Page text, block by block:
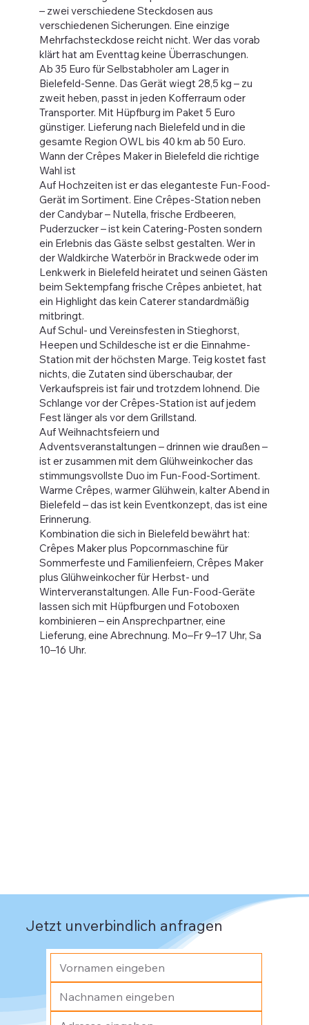
– zwei verschiedene Steckdosen aus
verschiedenen Sicherungen. Eine einzige
Mehrfachsteckdose reicht nicht. Wer das vorab
klärt hat am Eventtag keine Überraschungen.
Ab 35 Euro für Selbstabholer am Lager in
Bielefeld-Senne. Das Gerät wiegt 28,5 kg – zu
zweit heben, passt in jeden Kofferraum oder
Transporter. Mit Hüpfburg im Paket 5 Euro
günstiger. Lieferung nach Bielefeld und in die
gesamte Region OWL bis 40 km ab 50 Euro.
Wann der Crêpes Maker in Bielefeld die richtige
Wahl ist
Auf Hochzeiten ist er das eleganteste Fun-Food-
Gerät im Sortiment. Eine Crêpes-Station neben
der Candybar – Nutella, frische Erdbeeren,
Puderzucker – ist kein Catering-Posten sondern
ein Erlebnis das Gäste selbst gestalten. Wer in
der Waldkirche Waterbör in Brackwede oder im
Lenkwerk in Bielefeld heiratet und seinen Gästen
beim Sektempfang frische Crêpes anbietet, hat
ein Highlight das kein Caterer standardmäßig
mitbringt.
Auf Schul- und Vereinsfesten in Stieghorst,
Heepen und Schildesche ist er die Einnahme-
Station mit der höchsten Marge. Teig kostet fast
nichts, die Zutaten sind überschaubar, der
Verkaufspreis ist fair und trotzdem lohnend. Die
Schlange vor der Crêpes-Station ist auf jedem
Fest länger als vor dem Grillstand.
Auf Weihnachtsfeiern und
Adventsveranstaltungen – drinnen wie draußen –
ist er zusammen mit dem Glühweinkocher das
stimmungsvollste Duo im Fun-Food-Sortiment.
Warme Crêpes, warmer Glühwein, kalter Abend in
Bielefeld – das ist kein Eventkonzept, das ist eine
Erinnerung.
Kombination die sich in Bielefeld bewährt hat:
Crêpes Maker plus Popcornmaschine für
Sommerfeste und Familienfeiern, Crêpes Maker
plus Glühweinkocher für Herbst- und
Winterveranstaltungen. Alle Fun-Food-Geräte
lassen sich mit Hüpfburgen und Fotoboxen
kombinieren – ein Ansprechpartner, eine
Lieferung, eine Abrechnung. Mo–Fr 9–17 Uhr, Sa
10–16 Uhr.
Jetzt unverbindlich anfragen